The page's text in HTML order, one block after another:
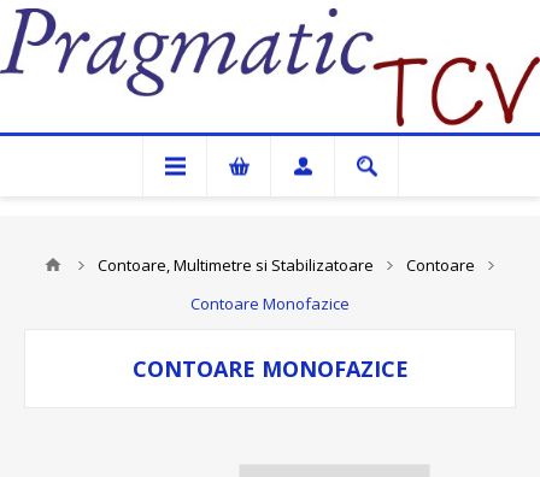
Pragmatic TCV
Contoare, Multimetre si Stabilizatoare
Contoare
Contoare Monofazice
CONTOARE MONOFAZICE